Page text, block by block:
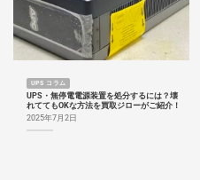
UPS コラム
UPS・無停電電源装置を処分するには？壊
れててもOKな方法を買取ジローがご紹介！
2025年7月2日